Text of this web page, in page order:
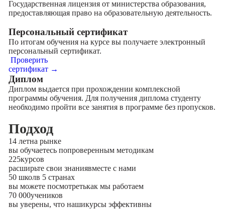
Государственная лицензия от министерства образования,
предоставляющая право на образовательную деятельность.
Персональный сертификат
По итогам обучения на курсе вы получаете электронный
персональный сертификат.
Проверить
сертификат →
Диплом
Диплом выдается при прохождении комплексной
программы обучения. Для получения диплома студенту
необходимо пройти все занятия в программе без пропусков.
Подход
14 летна рынке
вы обучаетесь попроверенным методикам
225курсов
расширьте свои знаниявместе с нами
50 школв 5 странах
вы можете посмотретькак мы работаем
70 000учеников
вы уверены, что нашикурсы эффективны